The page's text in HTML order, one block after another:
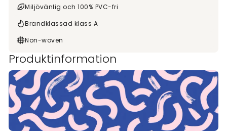
Miljövänlig och 100% PVC-fri
Brandklassad klass A
Non-woven
Produktinformation